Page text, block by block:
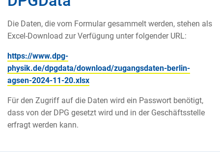
Die Daten, die vom Formular gesammelt werden, stehen als
Excel-Download zur Verfügung unter folgender URL:
https://www.dpg-
physik.de/dpgdata/download/zugangsdaten-berlin-
agsen-2024-11-20.xlsx
Für den Zugriff auf die Daten wird ein Passwort benötigt,
dass von der DPG gesetzt wird und in der Geschäftsstelle
erfragt werden kann.